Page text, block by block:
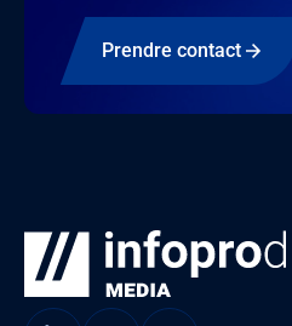
Prendre contact